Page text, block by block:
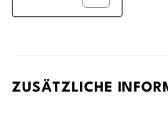
ZUSÄTZLICHE